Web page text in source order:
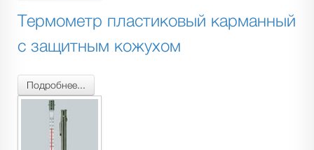
Термометр пластиковый карманный
с защитным кожухом
Подробнее...